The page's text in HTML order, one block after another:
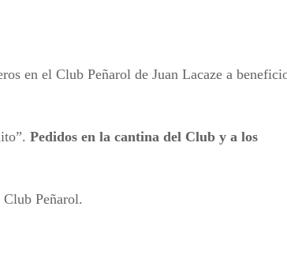
en el Club Peñarol de Juan Lacaze a
Pedidos en la cantina del Club y a los
Club Peñarol.